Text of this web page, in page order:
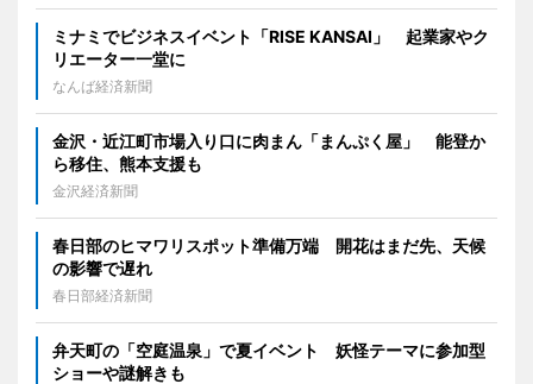
ミナミでビジネスイベント「RISE KANSAI」 起業家やク
リエーター一堂に
なんば経済新聞
金沢・近江町市場入り口に肉まん「まんぷく屋」 能登か
ら移住、熊本支援も
金沢経済新聞
春日部のヒマワリスポット準備万端 開花はまだ先、天候
の影響で遅れ
春日部経済新聞
弁天町の「空庭温泉」で夏イベント 妖怪テーマに参加型
ショーや謎解きも